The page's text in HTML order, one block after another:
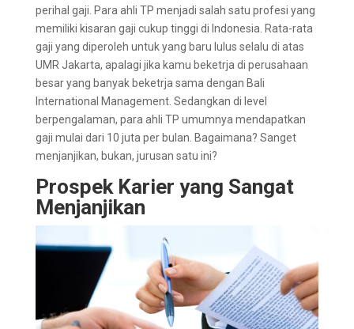
perihal gaji. Para ahli TP menjadi salah satu profesi yang
memiliki kisaran gaji cukup tinggi di Indonesia. Rata-rata
gaji yang diperoleh untuk yang baru lulus selalu di atas
UMR Jakarta, apalagi jika kamu beketrja di perusahaan
besar yang banyak beketrja sama dengan Bali
International Management. Sedangkan di level
berpengalaman, para ahli TP umumnya mendapatkan
gaji mulai dari 10 juta per bulan. Bagaimana? Sanget
menjanjikan, bukan, jurusan satu ini?
Prospek Karier yang Sangat
Menjanjikan